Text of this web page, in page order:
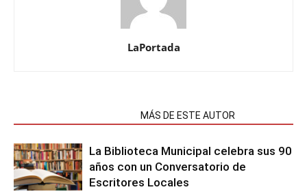
LaPortada
MÁS DE ESTE AUTOR
La Biblioteca Municipal celebra sus 90
años con un Conversatorio de
Escritores Locales